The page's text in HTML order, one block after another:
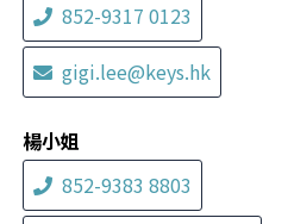
852-9317 0123
gigi.lee@keys.hk
楊小姐
852-9383 8803